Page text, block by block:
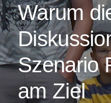
Warum
Szenario
am Ziel